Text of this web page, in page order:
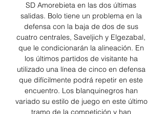
SD Amorebieta en las dos últimas
salidas. Bolo tiene un problema en la
defensa con la baja de dos de sus
cuatro centrales, Saveljich y Elgezabal,
que le condicionarán la alineación. En
los últimos partidos de visitante ha
utilizado una línea de cinco en defensa
que difícilmente podrá repetir en este
encuentro. Los blanquinegros han
variado su estilo de juego en este último
tramo de la competición y han